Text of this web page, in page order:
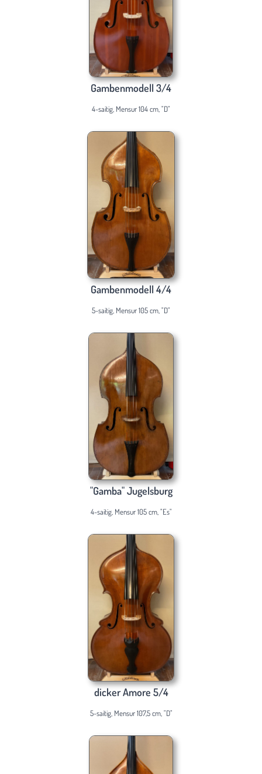
Gambenmodell 3/4
4-saitig, Mensur 104 cm, "D"
Gambenmodell 4/4
5-saitig, Mensur 105 cm, "D"
"Gamba" Jugelsburg
4-saitig, Mensur 105 cm, "Es"
dicker Amore 5/4
5-saitig, Mensur 107,5 cm, "D"